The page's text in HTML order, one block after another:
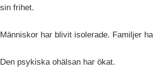
sin frihet.
Människor har blivit isolerade. Familjer
Den psykiska ohälsan har ökat.